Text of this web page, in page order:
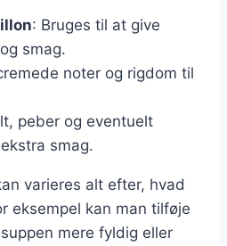
: Bruges til at give
smag.
noter og rigdom til
peber og eventuelt
smag.
varieres alt efter, hvad
eksempel kan man tilføje
mere fyldig eller